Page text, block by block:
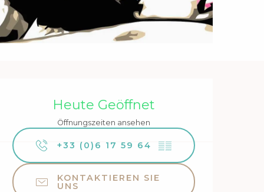
Öffnungszeiten &
Heute Geöffnet
Öffnungszeiten ansehen
+33 (0)6 17 59 64▒▒
KONTAKTIEREN SIE
UNS